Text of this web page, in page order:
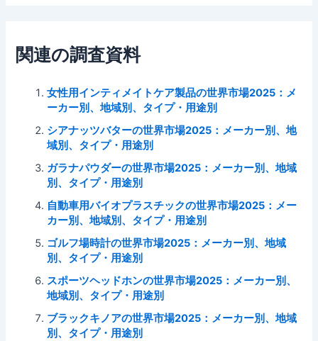
関連の調査資料
女性用インティメイトケア製品の世界市場2025：メ
ーカー別、地域別、タイプ・用途別
シアナッツバターの世界市場2025：メーカー別、地
域別、タイプ・用途別
ガラナパウダーの世界市場2025：メーカー別、地域
別、タイプ・用途別
自動車用バイオプラスチックの世界市場2025：メー
カー別、地域別、タイプ・用途別
ゴルフ場時計の世界市場2025：メーカー別、地域
別、タイプ・用途別
スポーツヘッドホンの世界市場2025：メーカー別、
地域別、タイプ・用途別
ブラックキノアの世界市場2025：メーカー別、地域
別、タイプ・用途別